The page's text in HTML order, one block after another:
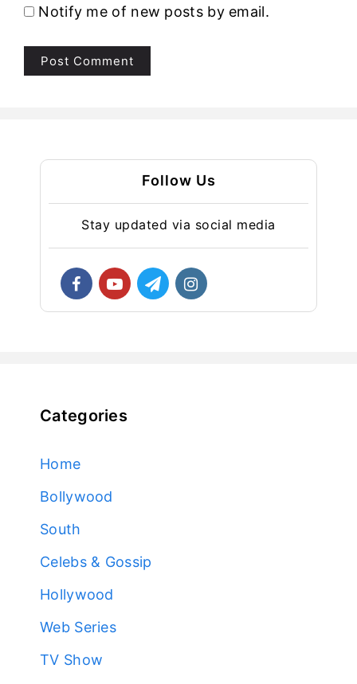
Notify me of new posts by email.
Follow Us
Stay updated via social media
Categories
Home
Bollywood
South
Celebs & Gossip
Hollywood
Web Series
TV Show